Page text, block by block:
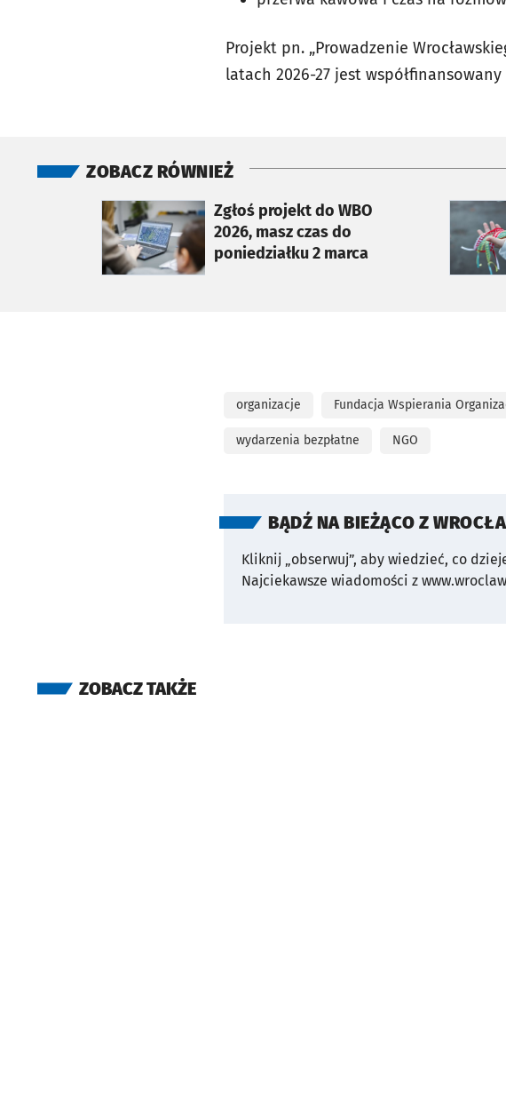
Projekt pn. „Prowadzenie
latach 2026-27 jest
ZOBACZ RÓWNIEŻ
Zgłoś projekt do WBO
2026, masz czas do
poniedziałku 2 marca
otworzy się w nowej karcie otworzy
organizacje Fundacja Wspierania
wydarzenia bezpłatne NGO
BĄDŹ NA BIEŻĄCO Z
Kliknij „obserwuj”, aby wiedzieć, co
Najciekawsze wiadomości z
ZOBACZ TAKŻE